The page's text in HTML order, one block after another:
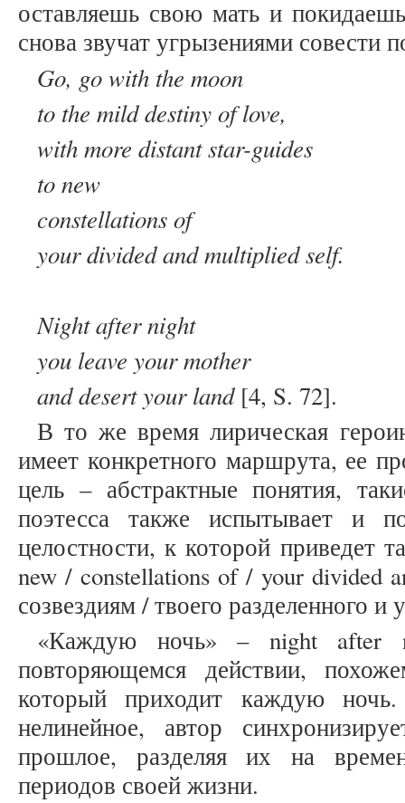
оставляешь свою мать и
снова звучат угрызениями совести
Go, go with the moon
to the mild destiny of love,
with more distant star-guides
to new
constellations of
your divided and multiplied self.
Night after night
you leave your mother
and desert your land[4, S. 72].
В то же время лирическая
имеет конкретного маршрута, ее
цель – абстрактные понятия,
поэтесса также испытывает и
целостности, к которой приведет
new / constellations of / your divided
созвездиям / твоего разделенного
«Каждую ночь» – night after
повторяющемся действии,
который приходит каждую
нелинейное, автор
прошлое, разделяя их на
периодов своей жизни.